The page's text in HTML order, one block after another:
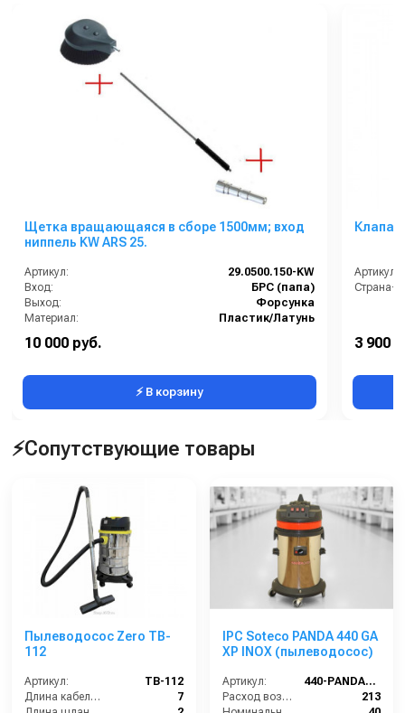
Щетка вращающаяся в сборе 1500мм; вход
ниппель KW ARS 25.
Артикул:
29.0500.150-KW
Вход:
БРС (папа)
Выход:
Форсунка
Материал:
Пластик/Латунь
Вес, кг:
10 000 руб.
⚡ В корзину
Клапан
Артикул:
Страна-
3 900
⚡Сопутствующие товары
Пылеводосос Zero TB-
112
Артикул:
TB-112
Длина кабеля (м):
7
IPC Soteco PANDA 440 GA
XP INOX (пылеводосос)
Артикул:
440-PANDA-GA-XP
Расход воздуха (л/сек):
213